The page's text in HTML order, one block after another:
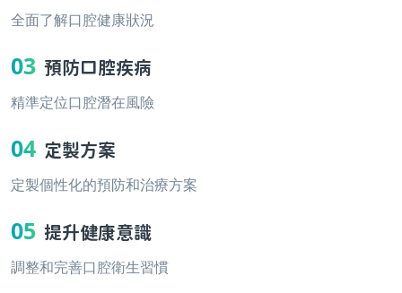
全面了解口腔健康狀況
03 預防口腔疾病
精準定位口腔潛在風險
04 定製方案
定製個性化的預防和治療方案
05 提升健康意識
調整和完善口腔衛生習慣